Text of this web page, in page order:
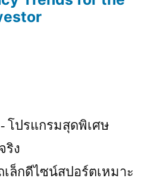
- โปรแกรมสุดพิเศษ
ริง
เล็กดีไซน์สปอร์ตเหมาะ